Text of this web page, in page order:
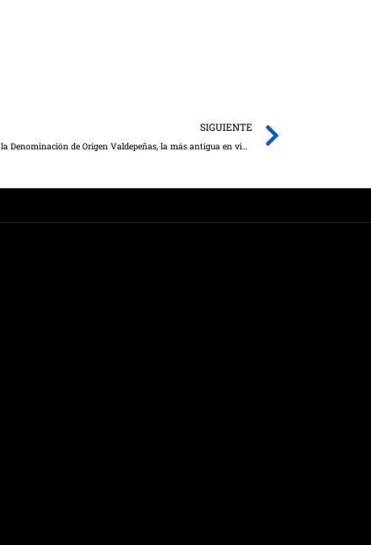
SIGUIENTE
Acuerdo en el seno de la Junta Directiva de la Denominación de Origen Valdepeñas, la más antigua en vino de Castilla-La Mancha